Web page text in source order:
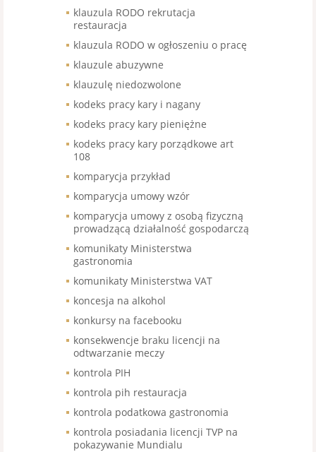
klauzula RODO rekrutacja
restauracja
klauzula RODO w ogłoszeniu o pracę
klauzule abuzywne
klauzulę niedozwolone
kodeks pracy kary i nagany
kodeks pracy kary pieniężne
kodeks pracy kary porządkowe art
108
komparycja przykład
komparycja umowy wzór
komparycja umowy z osobą fizyczną
prowadzącą działalność gospodarczą
komunikaty Ministerstwa
gastronomia
komunikaty Ministerstwa VAT
koncesja na alkohol
konkursy na facebooku
konsekwencje braku licencji na
odtwarzanie meczy
kontrola PIH
kontrola pih restauracja
kontrola podatkowa gastronomia
kontrola posiadania licencji TVP na
pokazywanie Mundialu